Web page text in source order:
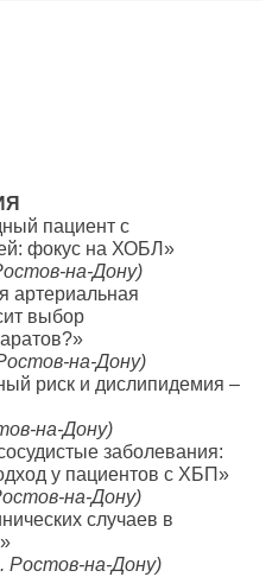
пациент с
фокус на ХОБЛ»
на-Дону)
артериальная
выбор
на-Дону)
риск и дислипидемия –
на-Дону)
заболевания:
у пациентов с ХБП»
на-Дону)
случаев в
Ростов-на-Дону)